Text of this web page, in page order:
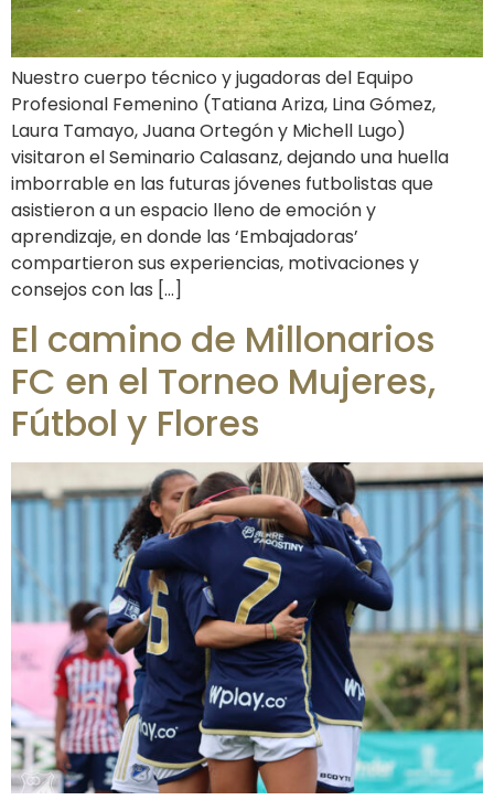
Nuestro cuerpo técnico y jugadoras del Equipo
Profesional Femenino (Tatiana Ariza, Lina Gómez,
Laura Tamayo, Juana Ortegón y Michell Lugo)
visitaron el Seminario Calasanz, dejando una huella
imborrable en las futuras jóvenes futbolistas que
asistieron a un espacio lleno de emoción y
aprendizaje, en donde las ‘Embajadoras’
compartieron sus experiencias, motivaciones y
consejos con las […]
El camino de Millonarios
FC en el Torneo Mujeres,
Fútbol y Flores